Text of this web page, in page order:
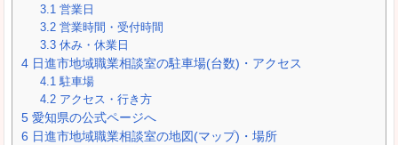
3.1 営業日
3.2 営業時間・受付時間
3.3 休み・休業日
4 日進市地域職業相談室の駐車場(台数)・アクセス
4.1 駐車場
4.2 アクセス・行き方
5 愛知県の公式ページへ
6 日進市地域職業相談室の地図(マップ)・場所